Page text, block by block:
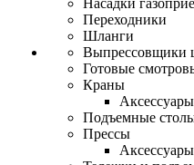
Насадки
Переходники
Шланги
Выпрессовщики
Готовые
Краны
Подъемные
Прессы